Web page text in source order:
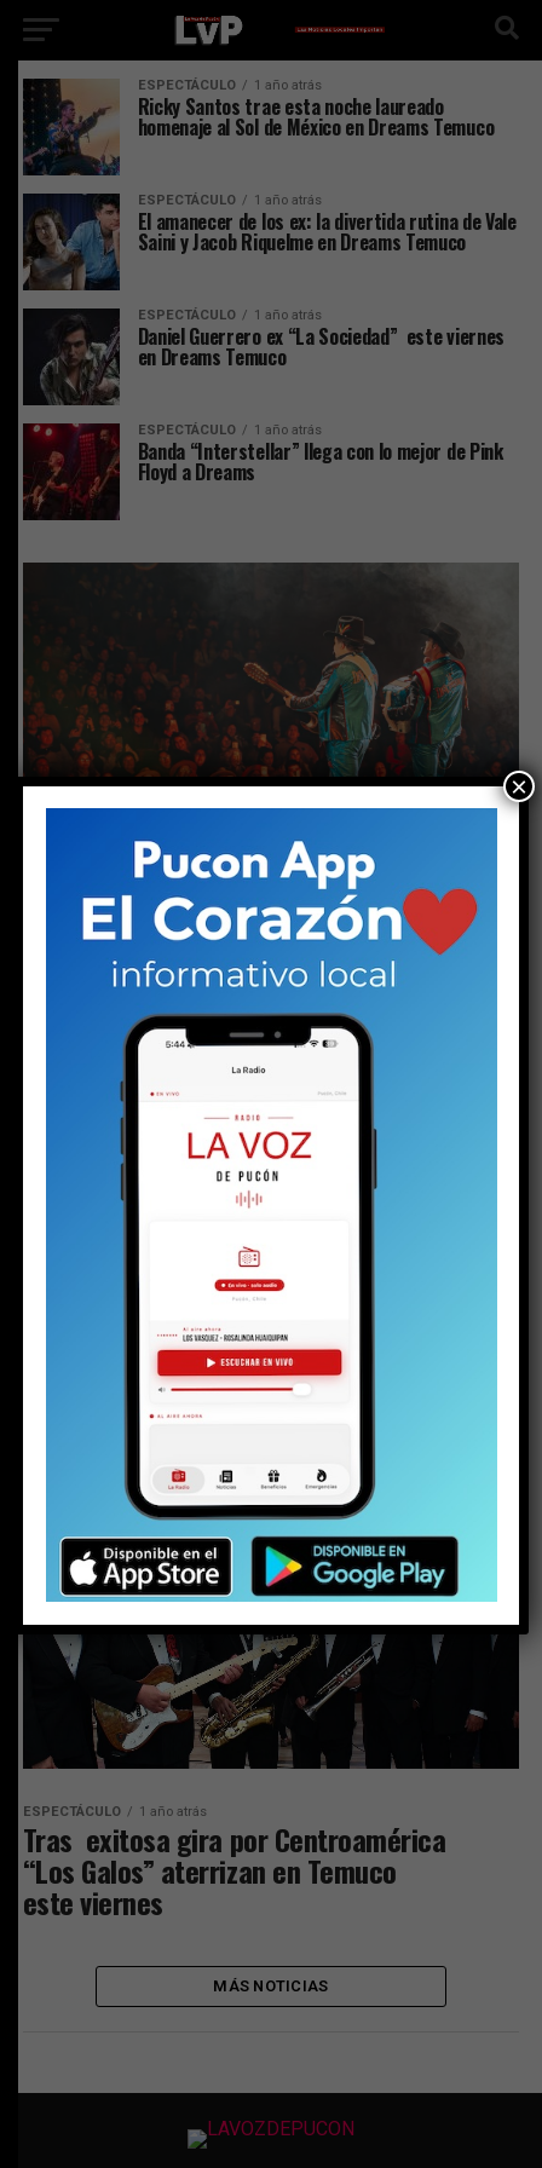
ESPECTÁCULO 1 año atrás
Ricky Santos trae esta noche laureado
homenaje al Sol de México en Dreams Temuco
ESPECTÁCULO 1 año atrás
El amanecer de los ex: la divertida rutina de Vale
Saini y Jacob Riquelme en Dreams Temuco
ESPECTÁCULO 1 año atrás
Daniel Guerrero ex “La Sociedad” este viernes
en Dreams Temuco
ESPECTÁCULO 1 año atrás
Banda “Interstellar” llega con lo mejor de Pink
Floyd a Dreams
ESPECTÁCULO 1 año atrás
“La Descendencia ” llega con sus
mejores rancheras a Dreams
Banda “Combo Con Clase” trae su Cumbia Latina
a Dreams Temuco
ESPECTÁCULO 1 año atrás
Maly Jorquiera llega con su encanto y ritmo
latino a Dreams Temuco
ESPECTÁCULO 1 año atrás
”Placard” llega a Dreams con lo mejor de Soda
Stereo
Willy Sabor celebra a los padres con su
ESPECTÁCULO 1 año atrás
Tras exitosa gira por Centroamérica
“Los Galos” aterrizan en Temuco
este viernes
MÁS NOTICIAS
×